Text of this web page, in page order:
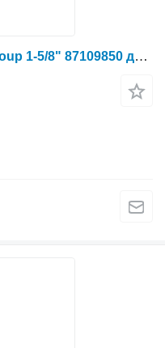
Решето для комбайна PW Group 1-5/8" 87109850 для зерноуборочного комбайна Case IH 8010